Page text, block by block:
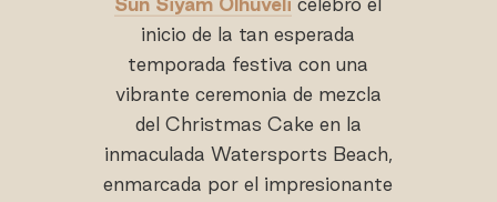
inicio de la tan esperada
temporada festiva con una
vibrante ceremonia de mezcla
del Christmas Cake en la
inmaculada Watersports Beach,
enmarcada por el impresionante